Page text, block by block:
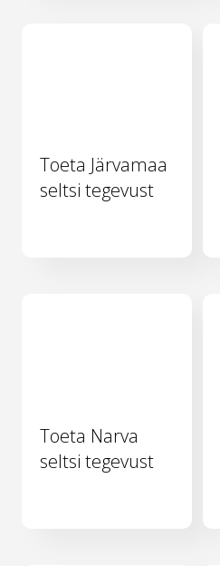
Toeta Järvamaa
seltsi tegevust
Toeta Narva
seltsi tegevust